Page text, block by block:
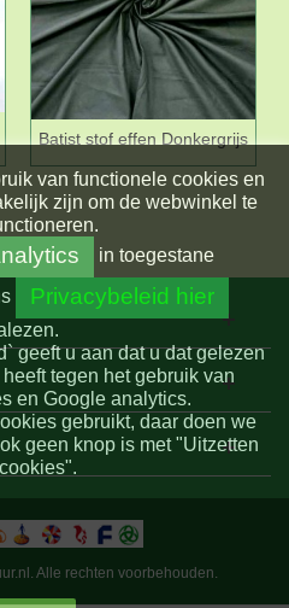
Batist stof effen Donkergrijs
van functionele cookies en
zijn om de webwinkel te
in toegestane
Privacybeleid hier
geeft u aan dat u dat gelezen
tegen het gebruik van
en Google analytics.
gebruikt, daar doen we
geen knop is met "Uitzetten
Alle rechten voorbehouden.